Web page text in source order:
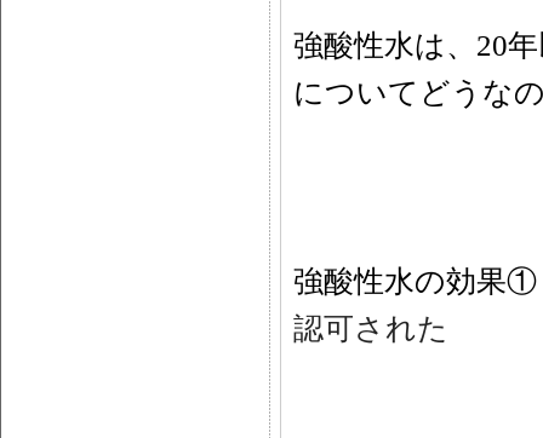
強酸性水は、20
についてどうな
強酸性水の効
認可された